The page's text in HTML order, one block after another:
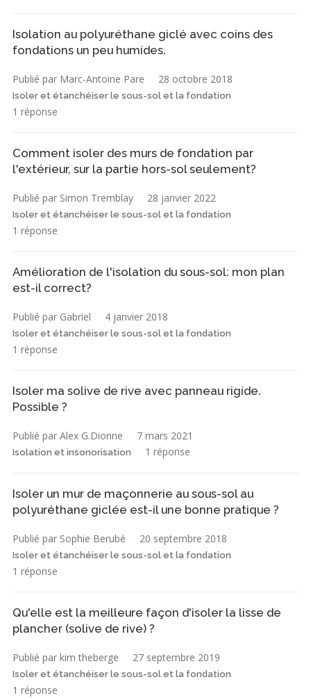
Isolation au polyuréthane giclé avec coins des
fondations un peu humides.
Publié par Marc-Antoine Pare 28 octobre 2018
Isoler et étanchéiser le sous-sol et la fondation
1 réponse
Comment isoler des murs de fondation par
l'extérieur, sur la partie hors-sol seulement?
Publié par Simon Tremblay 28 janvier 2022
Isoler et étanchéiser le sous-sol et la fondation
1 réponse
Amélioration de l'isolation du sous-sol: mon plan
est-il correct?
Publié par Gabriel 4 janvier 2018
Isoler et étanchéiser le sous-sol et la fondation
1 réponse
Isoler ma solive de rive avec panneau rigide.
Possible ?
Publié par Alex G.Dionne 7 mars 2021
Isolation et insonorisation 1 réponse
Isoler un mur de maçonnerie au sous-sol au
polyuréthane giclée est-il une bonne pratique ?
Publié par Sophie Berubé 20 septembre 2018
Isoler et étanchéiser le sous-sol et la fondation
1 réponse
Qu'elle est la meilleure façon d'isoler la lisse de
plancher (solive de rive) ?
Publié par kim theberge 27 septembre 2019
Isoler et étanchéiser le sous-sol et la fondation
1 réponse